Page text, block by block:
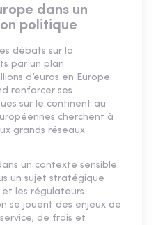
dans un
politique
débats sur la
par un plan
d’euros en Europe.
renforcer ses
sur le continent au
cherchent à
grands réseaux
un contexte sensible.
un sujet stratégique
les régulateurs.
se jouent des enjeux de
de frais et